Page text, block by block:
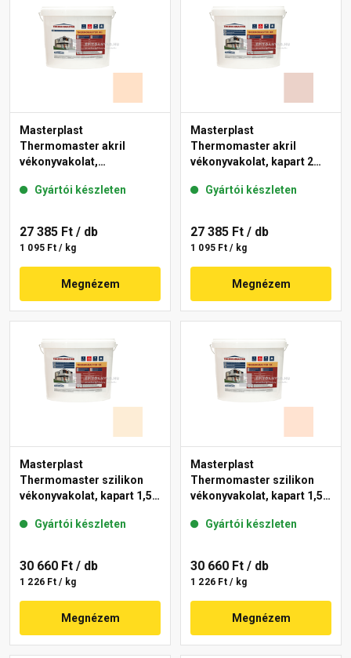
Masterplast
Thermomaster akril
vékonyvakolat,
04-E 25 kg
Gyártói készleten
27 385 Ft / db
1 095 Ft / kg
Megnézem
Masterplast
Thermomaster akril
vékonyvakolat, kapart 2
Gyártói készleten
27 385 Ft / db
1 095 Ft / kg
Megnézem
Masterplast
Thermomaster szilikon
vékonyvakolat, kapart 1,5
Gyártói készleten
30 660 Ft / db
1 226 Ft / kg
Megnézem
Masterplast
Thermomaster szilikon
vékonyvakolat, kapart 1,5
Gyártói készleten
30 660 Ft / db
1 226 Ft / kg
Megnézem